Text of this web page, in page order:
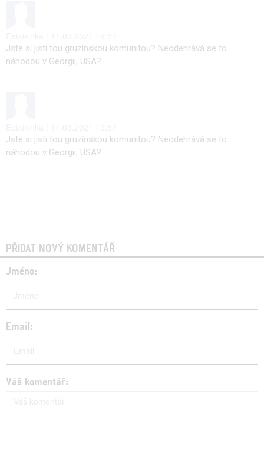
Jste si jisti tou gruzínskou komunitou? Neodehrává se to
náhodou v Georgii, USA?
Jste si jisti tou gruzínskou komunitou? Neodehrává se to
náhodou v Georgii, USA?
PŘIDAT NOVÝ KOMENTÁŘ
Jméno:
Email:
Váš komentář: